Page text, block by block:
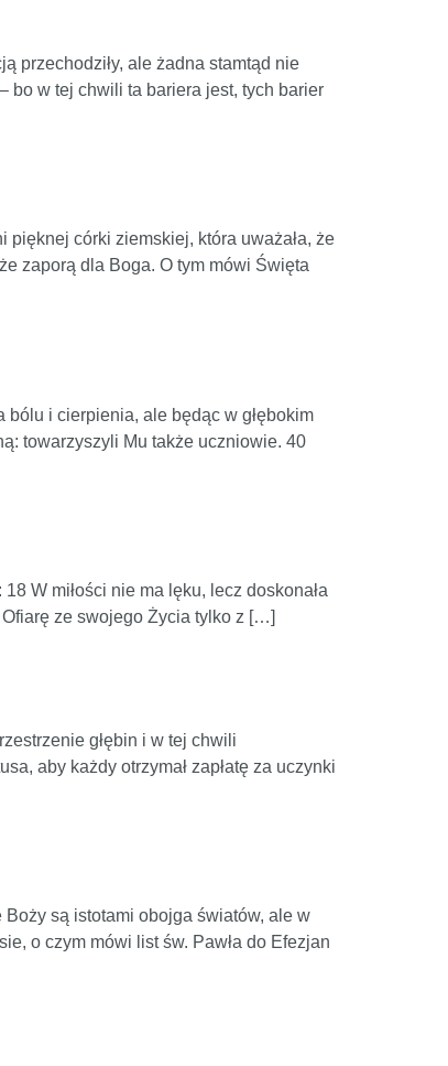
przechodziły, ale żadna stamtąd nie
bo w tej chwili ta bariera jest, tych barier
pięknej córki ziemskiej, która uważała, że
zaporą dla Boga. O tym mówi Święta
i cierpienia, ale będąc w głębokim
towarzyszyli Mu także uczniowie. 40
W miłości nie ma lęku, lecz doskonała
Ofiarę ze swojego Życia tylko z […]
głębin i w tej chwili
aby każdy otrzymał zapłatę za uczynki
są istotami obojga światów, ale w
o czym mówi list św. Pawła do Efezjan